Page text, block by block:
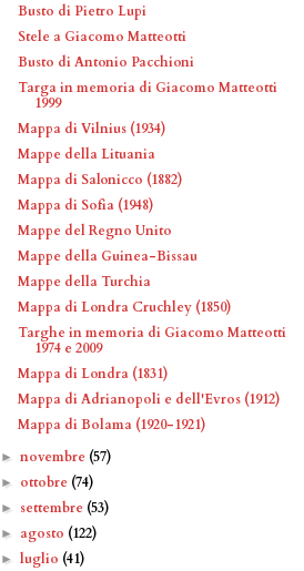
Busto di Pietro Lupi
Stele a Giacomo Matteotti
Busto di Antonio Pacchioni
Targa in memoria di Giacomo Matteotti
1999
Mappa di Vilnius (1934)
Mappe della Lituania
Mappa di Salonicco (1882)
Mappa di Sofia (1948)
Mappe del Regno Unito
Mappe della Guinea-Bissau
Mappe della Turchia
Mappa di Londra Cruchley (1850)
Targhe in memoria di Giacomo Matteotti
1974 e 2009
Mappa di Londra (1831)
Mappa di Adrianopoli e dell'Evros (1912)
Mappa di Bolama (1920-1921)
►novembre (57)
► ottobre (74)
► settembre (53)
► agosto (122)
►luglio (41)